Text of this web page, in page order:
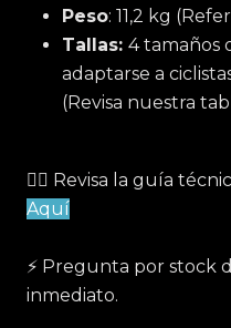
Peso: 11,2 kg
Tallas: 4 tamaños
adaptarse a
(Revisa nuestra
☝🏻 Revisa la guía
Aquí
⚡️ Pregunta por stock
inmediato.